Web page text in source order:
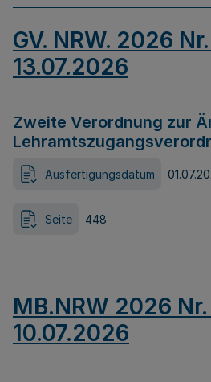
GV. NRW. 2026
13.07.2026
Zweite Verordnung zur
Ausfertigungsdatum
Seite 448
MB.NRW 2026
10.07.2026